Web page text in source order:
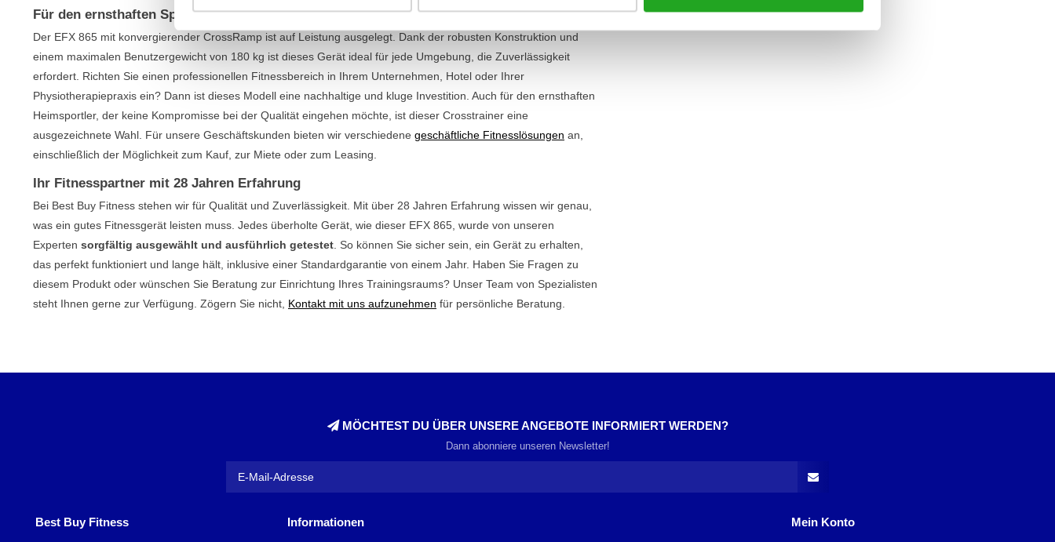
Für den ernsthaften Sportler zu Hause und im Fitnessstudio
Der EFX 865 mit konvergierender CrossRamp ist auf Leistung ausgelegt. Dank der robusten Konstruktion und
einem maximalen Benutzergewicht von 180 kg ist dieses Gerät ideal für jede Umgebung, die Zuverlässigkeit
erfordert. Richten Sie einen professionellen Fitnessbereich in Ihrem Unternehmen, Hotel oder Ihrer
Physiotherapiepraxis ein? Dann ist dieses Modell eine nachhaltige und kluge Investition. Auch für den ernsthaften
Heimsportler, der keine Kompromisse bei der Qualität eingehen möchte, ist dieser Crosstrainer eine
ausgezeichnete Wahl. Für unsere Geschäftskunden bieten wir verschiedene geschäftliche Fitnesslösungen an,
einschließlich der Möglichkeit zum Kauf, zur Miete oder zum Leasing.
Ihr Fitnesspartner mit 28 Jahren Erfahrung
Bei Best Buy Fitness stehen wir für Qualität und Zuverlässigkeit. Mit über 28 Jahren Erfahrung wissen wir genau,
was ein gutes Fitnessgerät leisten muss. Jedes überholte Gerät, wie dieser EFX 865, wurde von unseren
Experten sorgfältig ausgewählt und ausführlich getestet . So können Sie sicher sein, ein Gerät zu erhalten,
das perfekt funktioniert und lange hält, inklusive einer Standardgarantie von einem Jahr. Haben Sie Fragen zu
diesem Produkt oder wünschen Sie Beratung zur Einrichtung Ihres Trainingsraums? Unser Team von Spezialisten
steht Ihnen gerne zur Verfügung. Zögern Sie nicht, Kontakt mit uns aufzunehmen für persönliche Beratung.
MÖCHTEST DU ÜBER UNSERE ANGEBOTE INFORMIERT WERDEN?
Dann abonniere unseren Newsletter!
Best Buy Fitness Informationen Mein Konto